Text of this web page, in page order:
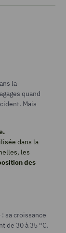
la
quand
Mais
dans la
les
des
: sa croissance
de 30 à 35 °C.